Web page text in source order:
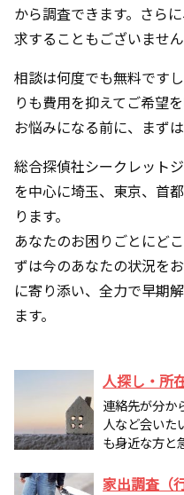
から調査できます。さら
求することもございません
相談は何度でも無料です
りも費用を抑えてご希望
お悩みになる前に、まず
総合探偵社シークレット
を中心に埼玉、東京、首
ります。
あなたのお困りごとにど
ずは今のあなたの状況を
に寄り添い、全力で早期
ます。
人探し・所
連絡先が分か
人など会いた
も身近な方
家出調査（